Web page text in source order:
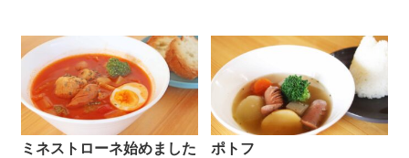
ミネストローネ始めました ポトフ